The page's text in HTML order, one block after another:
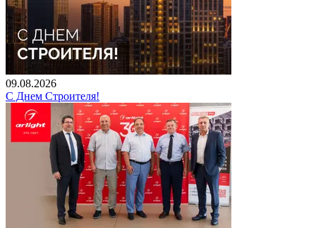
09.08.2026
С Днем Строителя!